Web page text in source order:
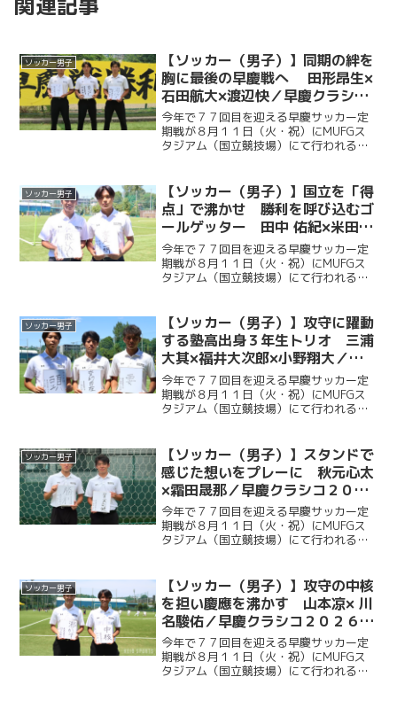
ソッカー男子
【ソッカー（男子）】同期の絆を
胸に最後の早慶戦へ 田形昂生×
石田航大×渡辺快／早慶クラシコ
２０２６直前企画第６弾
今年で７７回目を迎える早慶サッカー定
期戦が８月１１日（火・祝）にMUFGス
タジアム（国立競技場）にて行われる。
ッチに立つ。今回ケイスポでは選手だけ
ではなく、グラウンドマ...
ソッカー男子
【ソッカー（男子）】国立を「得
点」で沸かせ 勝利を呼び込むゴ
ールゲッター 田中 佑紀×米田壮
志／早慶クラシコ２０２６直前企
画第５弾
今年で７７回目を迎える早慶サッカー定
期戦が８月１１日（火・祝）にMUFGス
タジアム（国立競技場）にて行われる。
ッチに立つ。今回ケイスポでは選手だけ
ではなく、グラウンドマ...
ソッカー男子
【ソッカー（男子）】攻守に躍動
する塾高出身３年生トリオ 三浦
大其×福井大次郎×小野翔大／早
慶クラシコ２０２６直前企画第４
弾
今年で７７回目を迎える早慶サッカー定
期戦が８月１１日（火・祝）にMUFGス
タジアム（国立競技場）にて行われる。
ピッチに立つ。今回ケイスポでは選手だ
けではなく、グラウンド...
ソッカー男子
【ソッカー（男子）】スタンドで
感じた想いをプレーに 秋元心太
×霜田晟那／早慶クラシコ２０２
６直前企画第３弾
今年で７７回目を迎える早慶サッカー定
期戦が８月１１日（火・祝）にMUFGス
タジアム（国立競技場）にて行われる。
ッチに立つ。今回ケイスポでは選手だけ
ではなく、グラウンドマ...
ソッカー男子
【ソッカー（男子）】攻守の中核
を担い慶應を沸かす 山本凉× 川
名駿佑／早慶クラシコ２０２６直
前企画第２弾
今年で７７回目を迎える早慶サッカー定
期戦が８月１１日（火・祝）にMUFGス
タジアム（国立競技場）にて行われる。